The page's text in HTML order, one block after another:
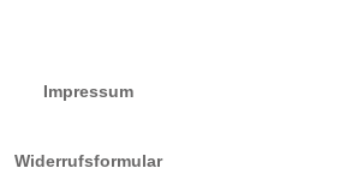
Impressum
Widerrufsformular